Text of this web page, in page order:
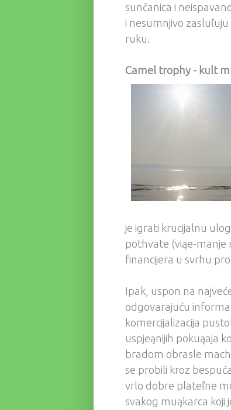
sunčanica i
i nesumnjivo zasluľuju
ruku.
Camel trophy - kult
je igrati krucijalnu
pothvate (viąe-manje
financijera u svrhu
Ipak, uspon na
odgovarajuću
komercijalizacija
uspjeąnijih pokuąaja
bradom obrasle
se probili kroz
vrlo dobre plateľne
svakog muąkarca